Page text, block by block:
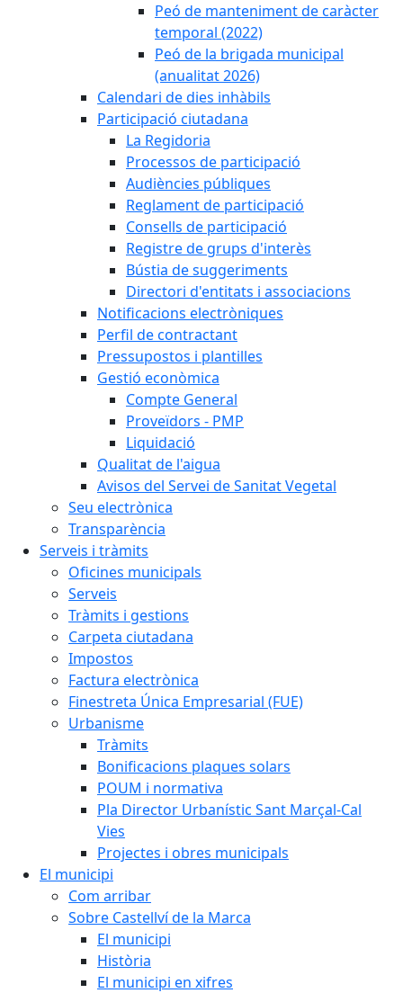
Peó de manteniment de caràcter
temporal (2022)
Peó de la brigada municipal
(anualitat 2026)
Calendari de dies inhàbils
Participació ciutadana
La Regidoria
Processos de participació
Audiències públiques
Reglament de participació
Consells de participació
Registre de grups d'interès
Bústia de suggeriments
Directori d'entitats i associacions
Notificacions electròniques
Perfil de contractant
Pressupostos i plantilles
Gestió econòmica
Compte General
Proveïdors - PMP
Liquidació
Qualitat de l'aigua
Avisos del Servei de Sanitat Vegetal
Seu electrònica
Transparència
Serveis i tràmits
Oficines municipals
Serveis
Tràmits i gestions
Carpeta ciutadana
Impostos
Factura electrònica
Finestreta Única Empresarial (FUE)
Urbanisme
Tràmits
Bonificacions plaques solars
POUM i normativa
Pla Director Urbanístic Sant Marçal-Cal
Vies
Projectes i obres municipals
El municipi
Com arribar
Sobre Castellví de la Marca
El municipi
Història
El municipi en xifres